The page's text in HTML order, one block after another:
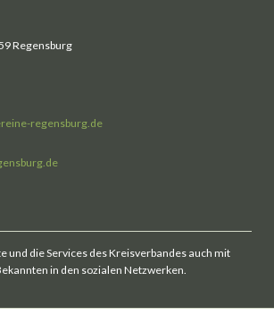
Regensburg
regensburg.de
und die Services des Kreisverbandes auch mit
in den sozialen Netzwerken.